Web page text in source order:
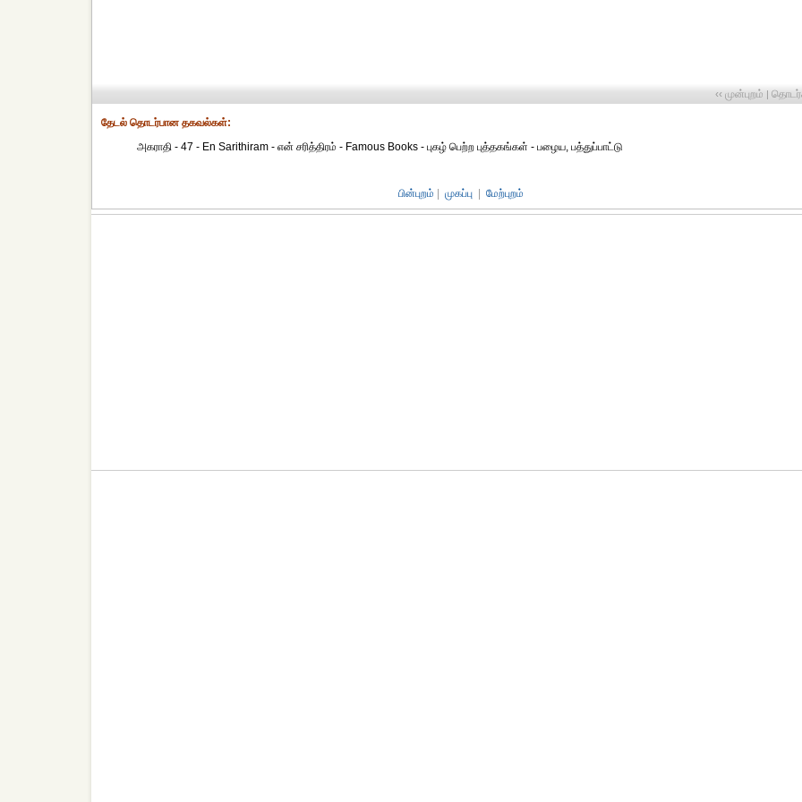
‹‹ முன்புறம் |
தேட‌ல் தொட‌ர்பான தகவ‌ல்க‌ள்:
அகராதி - 47 - En Sarithiram - என் சரித்திரம் - Famous Books - புகழ் பெற்ற புத்தகங்கள் - பழைய, பத்துப்பாட்டு
பின்புறம் முகப்பு மேற்புறம்